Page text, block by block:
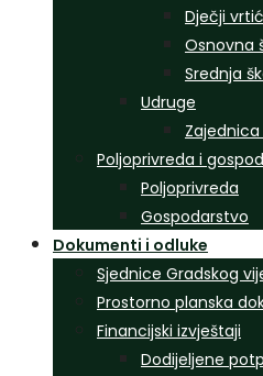
Dječji
Osnovna
Srednja
Udruge
Poljoprivreda i
Poljoprivreda
Gospodarstvo
Dokumenti i odluke
Sjednice Gradskog
Prostorno planska
Financijski izvještaji
Dodijeljene